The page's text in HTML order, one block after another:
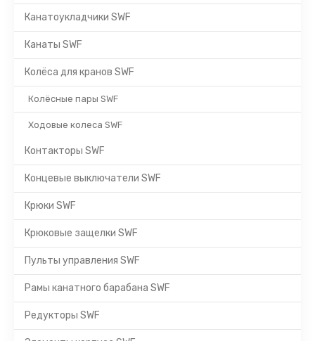
Канатоукладчики SWF
Канаты SWF
Колёса для кранов SWF
Колёсные пары SWF
Ходовые колеса SWF
Контакторы SWF
Концевые выключатели SWF
Крюки SWF
Крюковые защелки SWF
Пульты управления SWF
Рамы канатного барабана SWF
Редукторы SWF